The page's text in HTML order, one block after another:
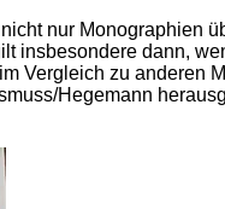
nur Monographien
insbesondere dann,
Vergleich zu anderen
Hegemann